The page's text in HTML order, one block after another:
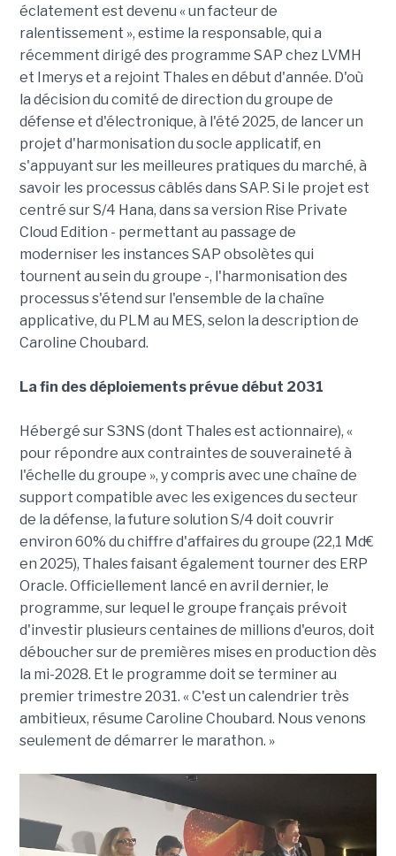
éclatement est devenu « un facteur de
ralentissement », estime la responsable, qui a
récemment dirigé des programme SAP chez LVMH
et Imerys et a rejoint Thales en début d'année. D'où
la décision du comité de direction du groupe de
défense et d'électronique, à l'été 2025, de lancer un
projet d'harmonisation du socle applicatif, en
s'appuyant sur les meilleures pratiques du marché, à
savoir les processus câblés dans SAP. Si le projet est
centré sur S/4 Hana, dans sa version Rise Private
Cloud Edition - permettant au passage de
moderniser les instances SAP obsolètes qui
tournent au sein du groupe -, l'harmonisation des
processus s'étend sur l'ensemble de la chaîne
applicative, du PLM au MES, selon la description de
Caroline Choubard.
La fin des déploiements prévue début 2031
Hébergé sur S3NS (dont Thales est actionnaire), «
pour répondre aux contraintes de souveraineté à
l'échelle du groupe », y compris avec une chaîne de
support compatible avec les exigences du secteur
de la défense, la future solution S/4 doit couvrir
environ 60% du chiffre d'affaires du groupe (22,1 Md€
en 2025), Thales faisant également tourner des ERP
Oracle. Officiellement lancé en avril dernier, le
programme, sur lequel le groupe français prévoit
d'investir plusieurs centaines de millions d'euros, doit
déboucher sur de premières mises en production dès
la mi-2028. Et le programme doit se terminer au
premier trimestre 2031. « C'est un calendrier très
ambitieux, résume Caroline Choubard. Nous venons
seulement de démarrer le marathon. »